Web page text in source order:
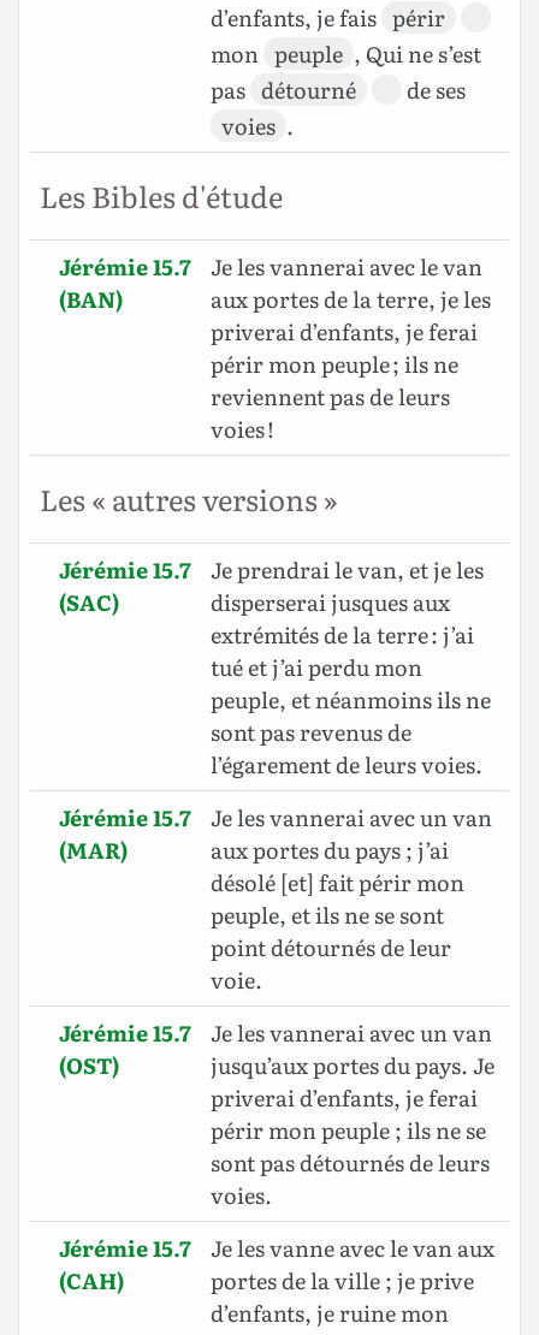
d’enfants, je fais périr
mon peuple , Qui ne s’est
pas détourné
de ses
voies .
Les Bibles d'étude
Jérémie 15.7
(BAN)
Je les vannerai avec le van
aux portes de la terre, je les
priverai d’enfants, je ferai
périr mon peuple ; ils ne
reviennent pas de leurs
voies !
Les « autres versions »
Jérémie 15.7
(SAC)
Je prendrai le van, et je les
disperserai jusques aux
extrémités de la terre : j’ai
tué et j’ai perdu mon
peuple, et néanmoins ils ne
sont pas revenus de
l’égarement de leurs voies.
Jérémie 15.7
(MAR)
Je les vannerai avec un van
aux portes du pays ; j’ai
désolé [et] fait périr mon
peuple, et ils ne se sont
point détournés de leur
voie.
Jérémie 15.7
(OST)
Je les vannerai avec un van
jusqu’aux portes du pays. Je
priverai d’enfants, je ferai
périr mon peuple ; ils ne se
sont pas détournés de leurs
voies.
Jérémie 15.7
(CAH)
Je les vanne avec le van aux
portes de la ville ; je prive
d’enfants, je ruine mon